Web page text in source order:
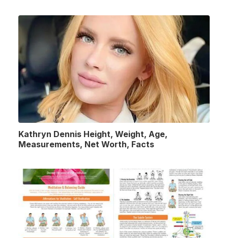
Kathryn Dennis Height, Weight, Age,
Measurements, Net Worth, Facts